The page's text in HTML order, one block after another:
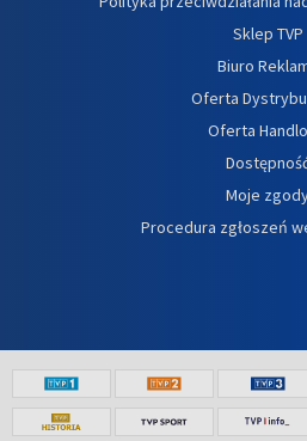
Sklep TVP
Biuro
Oferta
Oferta
Moje
Procedura zgłoszeń